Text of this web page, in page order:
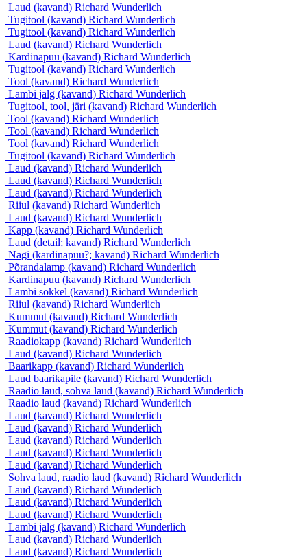
Laud (kavand) Richard Wunderlich
Tugitool (kavand) Richard Wunderlich
Tugitool (kavand) Richard Wunderlich
Laud (kavand) Richard Wunderlich
Kardinapuu (kavand) Richard Wunderlich
Tugitool (kavand) Richard Wunderlich
Tool (kavand) Richard Wunderlich
Lambi jalg (kavand) Richard Wunderlich
Tugitool, tool, järi (kavand) Richard Wunderlich
Tool (kavand) Richard Wunderlich
Tool (kavand) Richard Wunderlich
Tool (kavand) Richard Wunderlich
Tugitool (kavand) Richard Wunderlich
Laud (kavand) Richard Wunderlich
Laud (kavand) Richard Wunderlich
Laud (kavand) Richard Wunderlich
Riiul (kavand) Richard Wunderlich
Laud (kavand) Richard Wunderlich
Kapp (kavand) Richard Wunderlich
Laud (detail; kavand) Richard Wunderlich
Nagi (kardinapuu?; kavand) Richard Wunderlich
Põrandalamp (kavand) Richard Wunderlich
Kardinapuu (kavand) Richard Wunderlich
Lambi sokkel (kavand) Richard Wunderlich
Riiul (kavand) Richard Wunderlich
Kummut (kavand) Richard Wunderlich
Kummut (kavand) Richard Wunderlich
Raadiokapp (kavand) Richard Wunderlich
Laud (kavand) Richard Wunderlich
Baarikapp (kavand) Richard Wunderlich
Laud baarikapile (kavand) Richard Wunderlich
Raadio laud, sohva laud (kavand) Richard Wunderlich
Raadio laud (kavand) Richard Wunderlich
Laud (kavand) Richard Wunderlich
Laud (kavand) Richard Wunderlich
Laud (kavand) Richard Wunderlich
Laud (kavand) Richard Wunderlich
Laud (kavand) Richard Wunderlich
Sohva laud, raadio laud (kavand) Richard Wunderlich
Laud (kavand) Richard Wunderlich
Laud (kavand) Richard Wunderlich
Laud (kavand) Richard Wunderlich
Lambi jalg (kavand) Richard Wunderlich
Laud (kavand) Richard Wunderlich
Laud (kavand) Richard Wunderlich